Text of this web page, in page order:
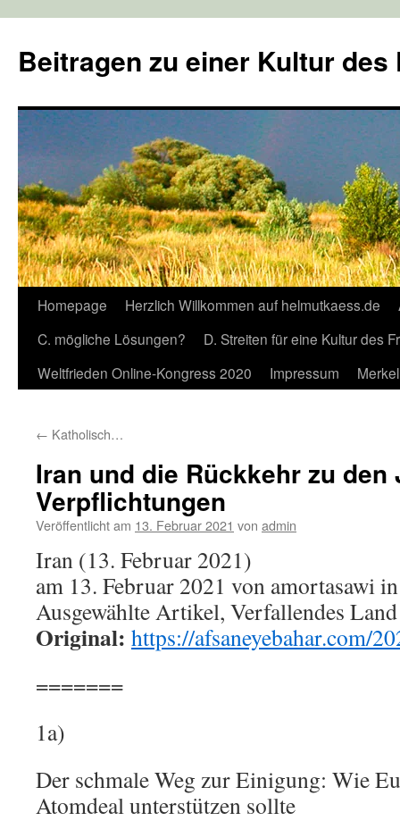
springen
Beitragen zu einer Kultur des
Homepage Herzlich Willkommen auf helmutkaess.de
C. mögliche Lösungen?
D. Streiten für eine Kultur des
Weltfrieden Online-Kongress 2020
Impressum
← Katholisch…
Iran und die Rückkehr zu den
Verpflichtungen
Veröffentlicht am 13. Februar 2021 von admin
Iran (13. Februar 2021)
am 13. Februar 2021 von amortasawi
Ausgewählte Artikel, Verfallendes Land
Original: https://afsaneyebahar.com/
=======
1a)
Der schmale Weg zur Einigung: Wie
Atomdeal unterstützen sollte